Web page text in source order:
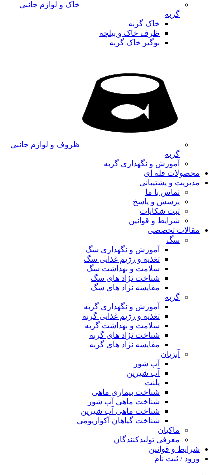
خاک و لوازم جانبی
گربه
خاک گربه
ظرف خاک و بیلچه
بوگیر خاک گربه
ظروف و لوازم جانبی
گربه
آموزش و نگهداری گربه
محصولات فله ای
مدیریت و پشتیبانی
تماس با ما
پرسش و پاسخ
ثبت شکایات
شرایط و قوانین
مقالات تخصصی
سگ
آموزش و نگهداری سگ
تغذیه و رژیم غذایی سگ
سلامت و بهداشت سگ
شناخت نژاد های سگ
مقایسه نژاد های سگ
گربه
آموزش و نگهداری گربه
تغذیه و رژیم غذایی گربه
سلامت و بهداشت گربه
شناخت نژاد های گربه
مقایسه نژاد های گربه
آبزیان
آب شور
آب شیرین
پلنت
شناخت بیماری ماهی
شناخت ماهی آب شور
شناخت ماهی آب شیرین
شناخت گیاهان آکواریومی
ماکیان
معرفی تولیدکنندگان
شرایط و قوانین
ورود / ثبت نام